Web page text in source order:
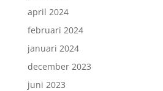
april 2024
februari 2024
januari 2024
december 2023
juni 2023